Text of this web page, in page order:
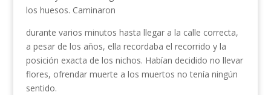
los huesos. Caminaron
durante varios minutos hasta llegar a la calle correcta,
a pesar de los años, ella recordaba el recorrido y la
posición exacta de los nichos. Habían decidido no llevar
flores, ofrendar muerte a los muertos no tenía ningún
sentido.